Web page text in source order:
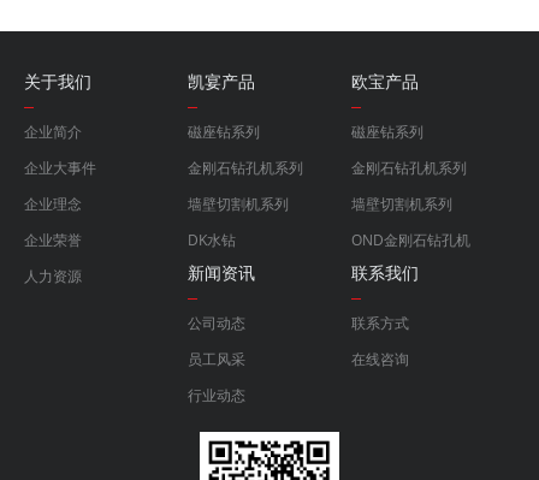
关于我们
企业简介
企业大事件
企业理念
企业荣誉
人力资源
凯宴产品
磁座钻系列
金刚石钻孔机系列
墙壁切割机系列
DK水钻
欧宝产品
磁座钻系列
金刚石钻孔机系列
墙壁切割机系列
OND金刚石钻孔机
新闻资讯
公司动态
员工风采
行业动态
联系我们
联系方式
在线咨询